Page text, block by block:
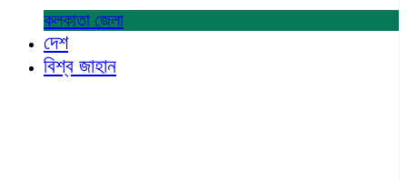
কলকাতা জেলা
দেশ
বিশ্ব জাহান